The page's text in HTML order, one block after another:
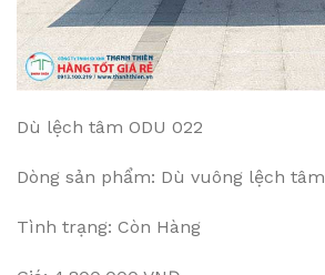
Dù lệch tâm ODU 022
Dòng sản phẩm: Dù vuông lệch tâm
Tình trạng: Còn Hàng